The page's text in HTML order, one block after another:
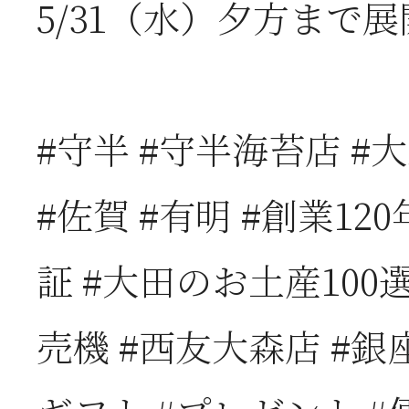
2026年06月05日
2026年06月03日
5/31（水）夕方まで
#守半 #守半海苔店 #
#佐賀 #有明 #創業
証 #大田のお土産100
売機 #西友大森店 #銀